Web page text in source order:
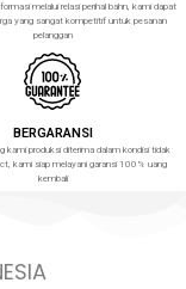
melalui relasi perihal bahn, kami dapat
yang sangat kompetitif untuk pesanan
pelanggan
BERGARANSI
kami produksi diterima dalam kondisi tidak
kami siap melayani garansi 100% uang
kembali